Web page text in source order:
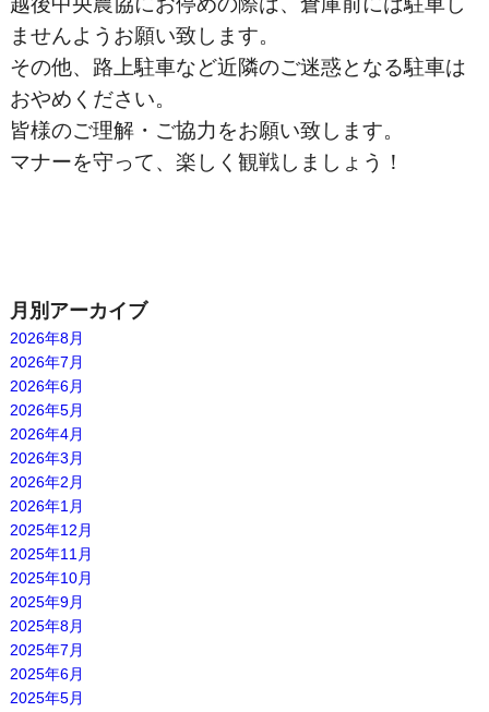
ませんようお願い致します。
その他、路上駐車など近隣のご迷惑となる駐車は
おやめください。
皆様のご理解・ご協力をお願い致します。
マナーを守って、楽しく観戦しましょう！
月別アーカイブ
2026年8月
2026年7月
2026年6月
2026年5月
2026年4月
2026年3月
2026年2月
2026年1月
2025年12月
2025年11月
2025年10月
2025年9月
2025年8月
2025年7月
2025年6月
2025年5月